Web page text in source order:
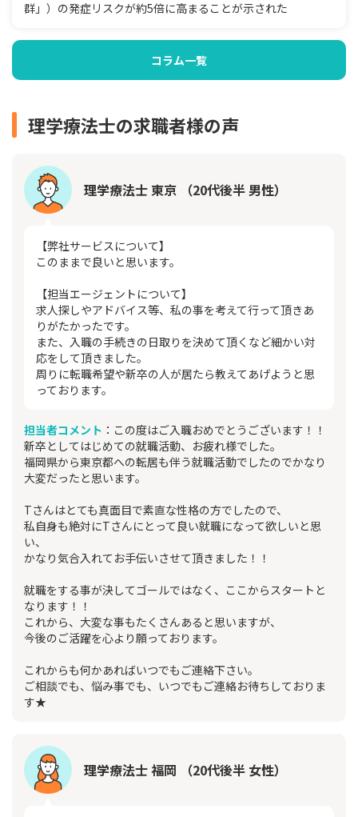
群」）の発症リスクが約5倍に高まることが示された
コラム一覧
理学療法士の求職者様の声
理学療法士 東京 （20代後半 男性）
【弊社サービスについて】
このままで良いと思います。
【担当エージェントについて】
求人探しやアドバイス等、私の事を考えて行って頂きあ
りがたかったです。
また、入職の手続きの日取りを決めて頂くなど細かい対
応をして頂きました。
周りに転職希望や新卒の人が居たら教えてあげようと思
っております。
担当者コメント ：この度はご入職おめでとうございます！！
新卒としてはじめての就職活動、お疲れ様でした。
福岡県から東京都への転居も伴う就職活動でしたのでかなり
大変だったと思います。
Tさんはとても真面目で素直な性格の方でしたので、
私自身も絶対にTさんにとって良い就職になって欲しいと思
い、
かなり気合入れてお手伝いさせて頂きました！！
就職をする事が決してゴールではなく、ここからスタートと
なります！！
これから、大変な事もたくさんあると思いますが、
今後のご活躍を心より願っております。
これからも何かあればいつでもご連絡下さい。
ご相談でも、悩み事でも、いつでもご連絡お待ちしておりま
す★
理学療法士 福岡 （20代後半 女性）